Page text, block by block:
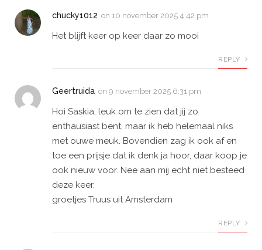
chucky1012 on 10 november 2025 4:42 pm
Het blijft keer op keer daar zo mooi
REPLY
Geertruida on 9 november 2025 6:31 pm
Hoi Saskia, leuk om te zien dat jij zo
enthausiast bent, maar ik heb helemaal niks
met ouwe meuk. Bovendien zag ik ook af en
toe een prijsje dat ik denk ja hoor, daar koop je
ook nieuw voor. Nee aan mij echt niet besteed
deze keer.
groetjes Truus uit Amsterdam
REPLY